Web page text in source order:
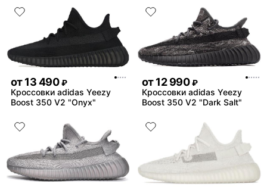
стоит того
замша , это все ,но это
времени Комментарий:
фанатов это пушка ,
пожалеете
от13 490 ₽
Кроссовки adidas Yeezy
Boost 350 V2 "Onyx"
от12 990 ₽
Кроссовки adidas Yeezy
Boost 350 V2 "Dark Salt"